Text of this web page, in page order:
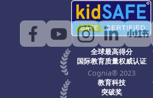
全球最高得分
国际教育质量权威认证
Cognia® 2023
教育科技
突破奖